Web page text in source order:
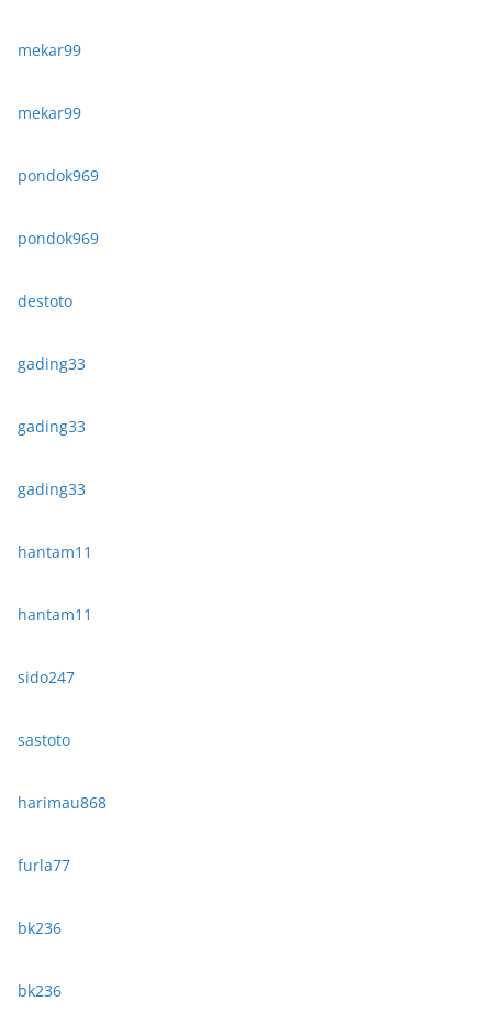
mekar99
mekar99
pondok969
pondok969
destoto
gading33
gading33
gading33
hantam11
hantam11
sido247
sastoto
harimau868
furla77
bk236
bk236